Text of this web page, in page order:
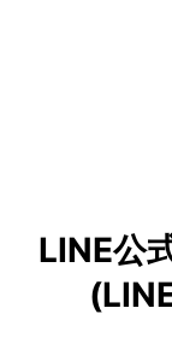
LINE公